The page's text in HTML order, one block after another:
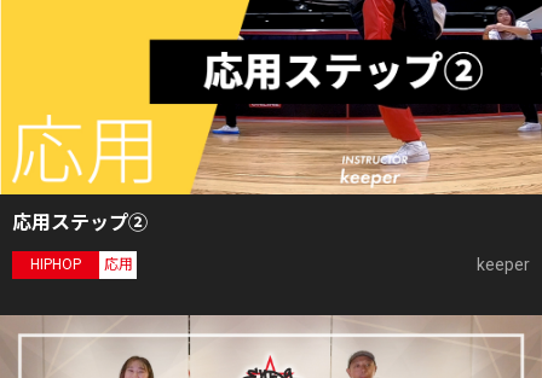
応用ステップ②
HIPHOP 応用 keeper